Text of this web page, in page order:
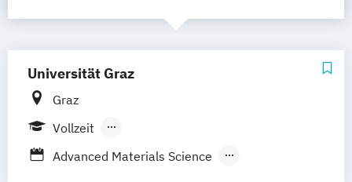
Universität Graz
Graz
Vollzeit
Berufsbegleitendes Präsenzstudium
Advanced Materials Science